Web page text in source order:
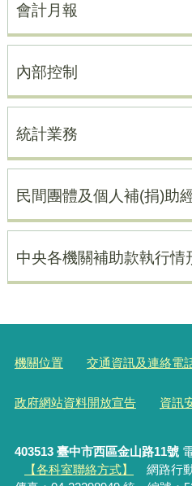
會計月報
內部控制
統計業務
民間團體及個人補(捐)助
中央各機關補助款執行情
機關位置 交通資訊及連絡電
政府網站資料開放宣告 資訊
403513 臺中市西區金山路11號
【各科室聯絡方式】
網路行